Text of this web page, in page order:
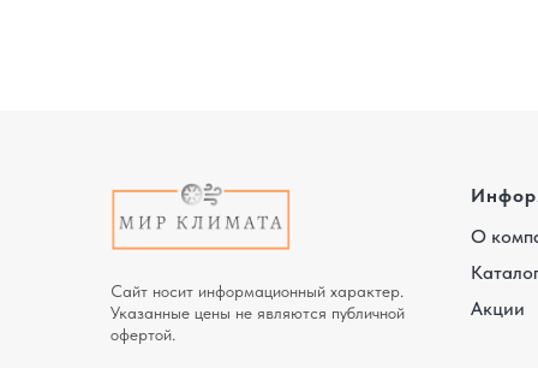
Сайт носит информационный характер.
Указанные цены не являются публичной
офертой.
О
Акции